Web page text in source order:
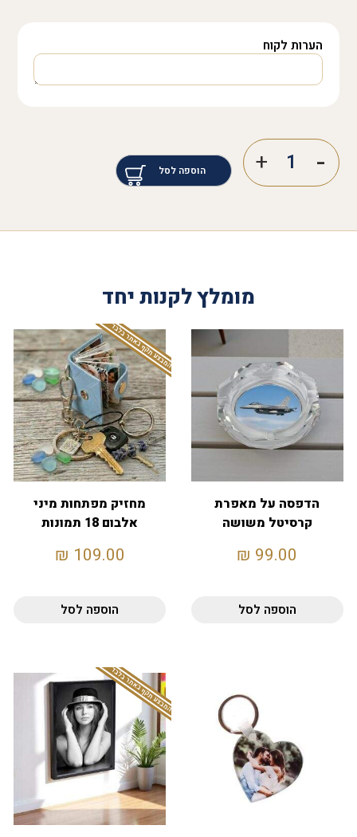
הערות לקוח
הוספה לסל
מומלץ לקנות יחד
הדפסה על מאפרת
קרסיטל משושה
99.00
₪
הוספה לסל
המבצע תקף באתר בלבד
מחזיק מפתחות מיני
אלבום 18 תמונות
109.00
₪
הוספה לסל
המבצע תקף באתר בלבד